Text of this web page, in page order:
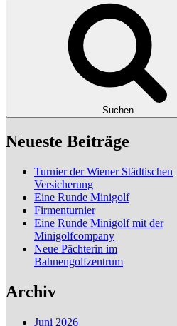
Suchen
Neueste Beiträge
Turnier der Wiener Städtischen
Versicherung
Eine Runde Minigolf
Firmenturnier
Eine Runde Minigolf mit der
Minigolfcompany
Neue Pächterin im
Bahnengolfzentrum
Archiv
Juni 2026